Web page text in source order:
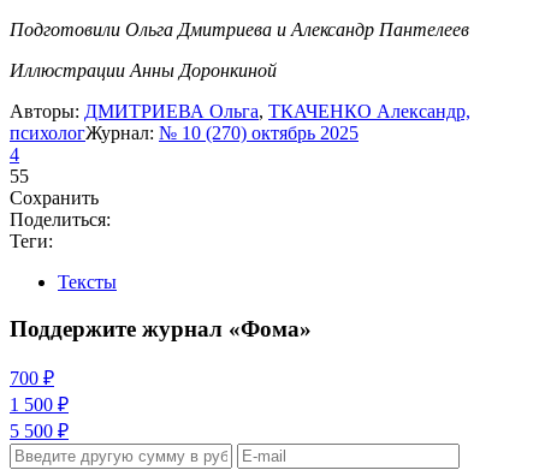
Подготовили Ольга Дмитриева и Александр Пантелеев
Иллюстрации Анны Доронкиной
Авторы: ДМИТРИЕВА Ольга, ТКАЧЕНКО Александр,
психологЖурнал: № 10 (270) октябрь 2025
4
55
Сохранить
Поделиться:
Теги:
Тексты
Поддержите журнал «Фома»
700 ₽
1 500 ₽
5 500 ₽